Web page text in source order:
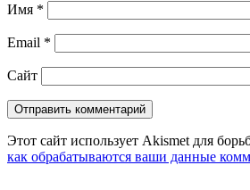
Имя *
Email *
Сайт
Этот сайт использует Akismet для
как обрабатываются ваши данные